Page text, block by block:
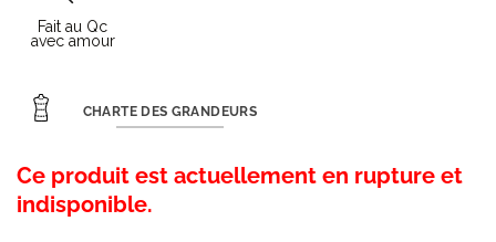
CHARTE DES GRANDEURS
Ce produit est actuellement en rupture et
indisponible.